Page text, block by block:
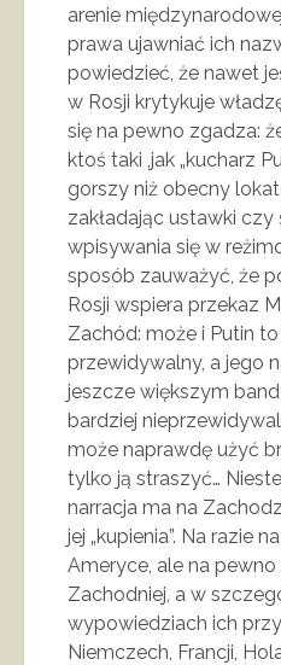
arenie
prawa ujawniać ich
powiedzieć, że nawet
w Rosji krytykuje
się na pewno zgadza:
ktoś taki ,jak „kucharz
gorszy niż obecny
zakładając ustawki
wpisywania się w
sposób zauważyć, że
Rosji wspiera przekaz
Zachód: może i Putin
przewidywalny, a jego
jeszcze większym
bardziej
może naprawdę użyć
tylko ją straszyć…
narracja ma na
jej „kupienia”. Na razie
Ameryce, ale na pewno
Zachodniej, a w
wypowiedziach ich
Niemczech, Francji,